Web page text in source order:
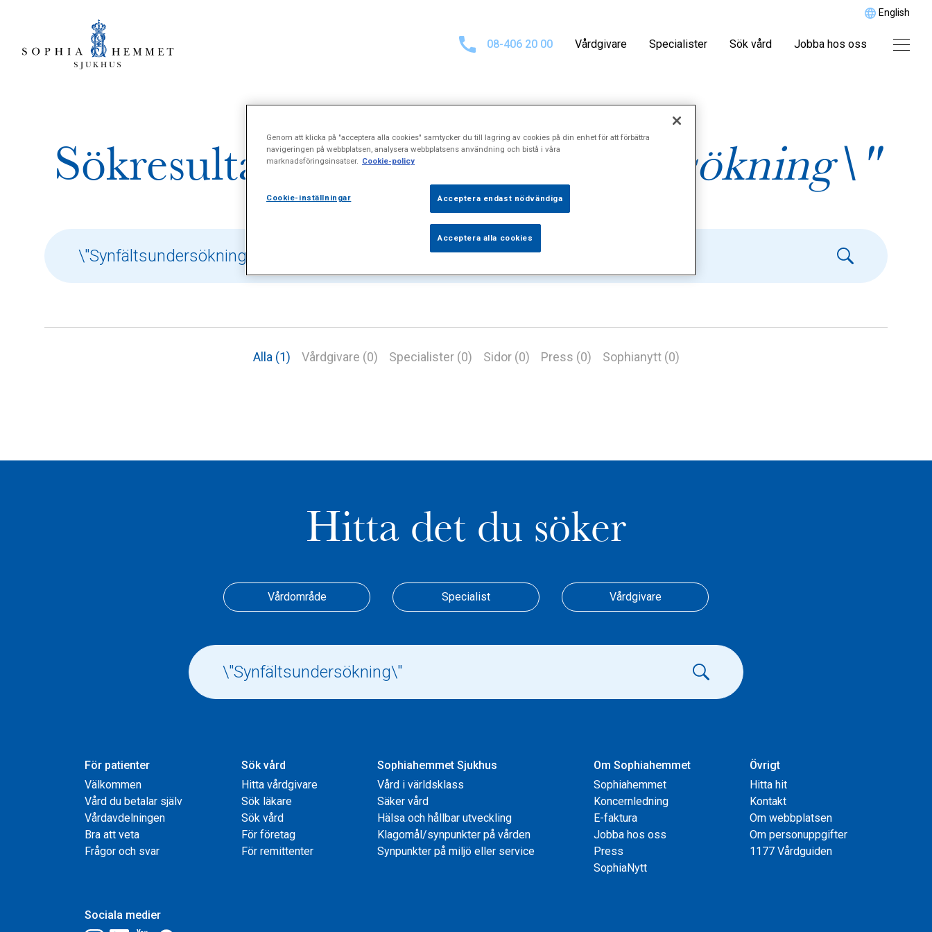
English
08-406 20 00 Vårdgivare Specialister Sök vård Jobba hos oss
Sökresultat för\"Synfältsundersökning\"
Alla (1) Vårdgivare (0) Specialister (0) Sidor (0) Press (0) Sophianytt (0)
Hitta det du söker
Vårdområde Specialist Vårdgivare
För patienter
Välkommen
Vård du betalar själv
Vårdavdelningen
Bra att veta
Frågor och svar
Sök vård
Hitta vårdgivare
Sök läkare
Sök vård
För företag
För remittenter
Sophiahemmet Sjukhus
Vård i världsklass
Säker vård
Hälsa och hållbar utveckling
Klagomål/synpunkter på vården
Synpunkter på miljö eller service
Om Sophiahemmet
Sophiahemmet
Koncernledning
E-faktura
Jobba hos oss
Press
SophiaNytt
Övrigt
Hitta hit
Kontakt
Om webbplatsen
Om personuppgifter
1177 Vårdguiden
Sociala medier
Genom att klicka på "acceptera alla cookies" samtycker du till lagring av cookies på din enhet för att förbättra
navigeringen på webbplatsen, analysera webbplatsens användning och bistå i våra
marknadsföringsinsatser. Cookie-policy
Cookie-inställningar Acceptera endast nödvändiga
Acceptera alla cookies